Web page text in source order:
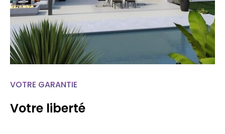
VOTRE GARANTIE
Votre liberté